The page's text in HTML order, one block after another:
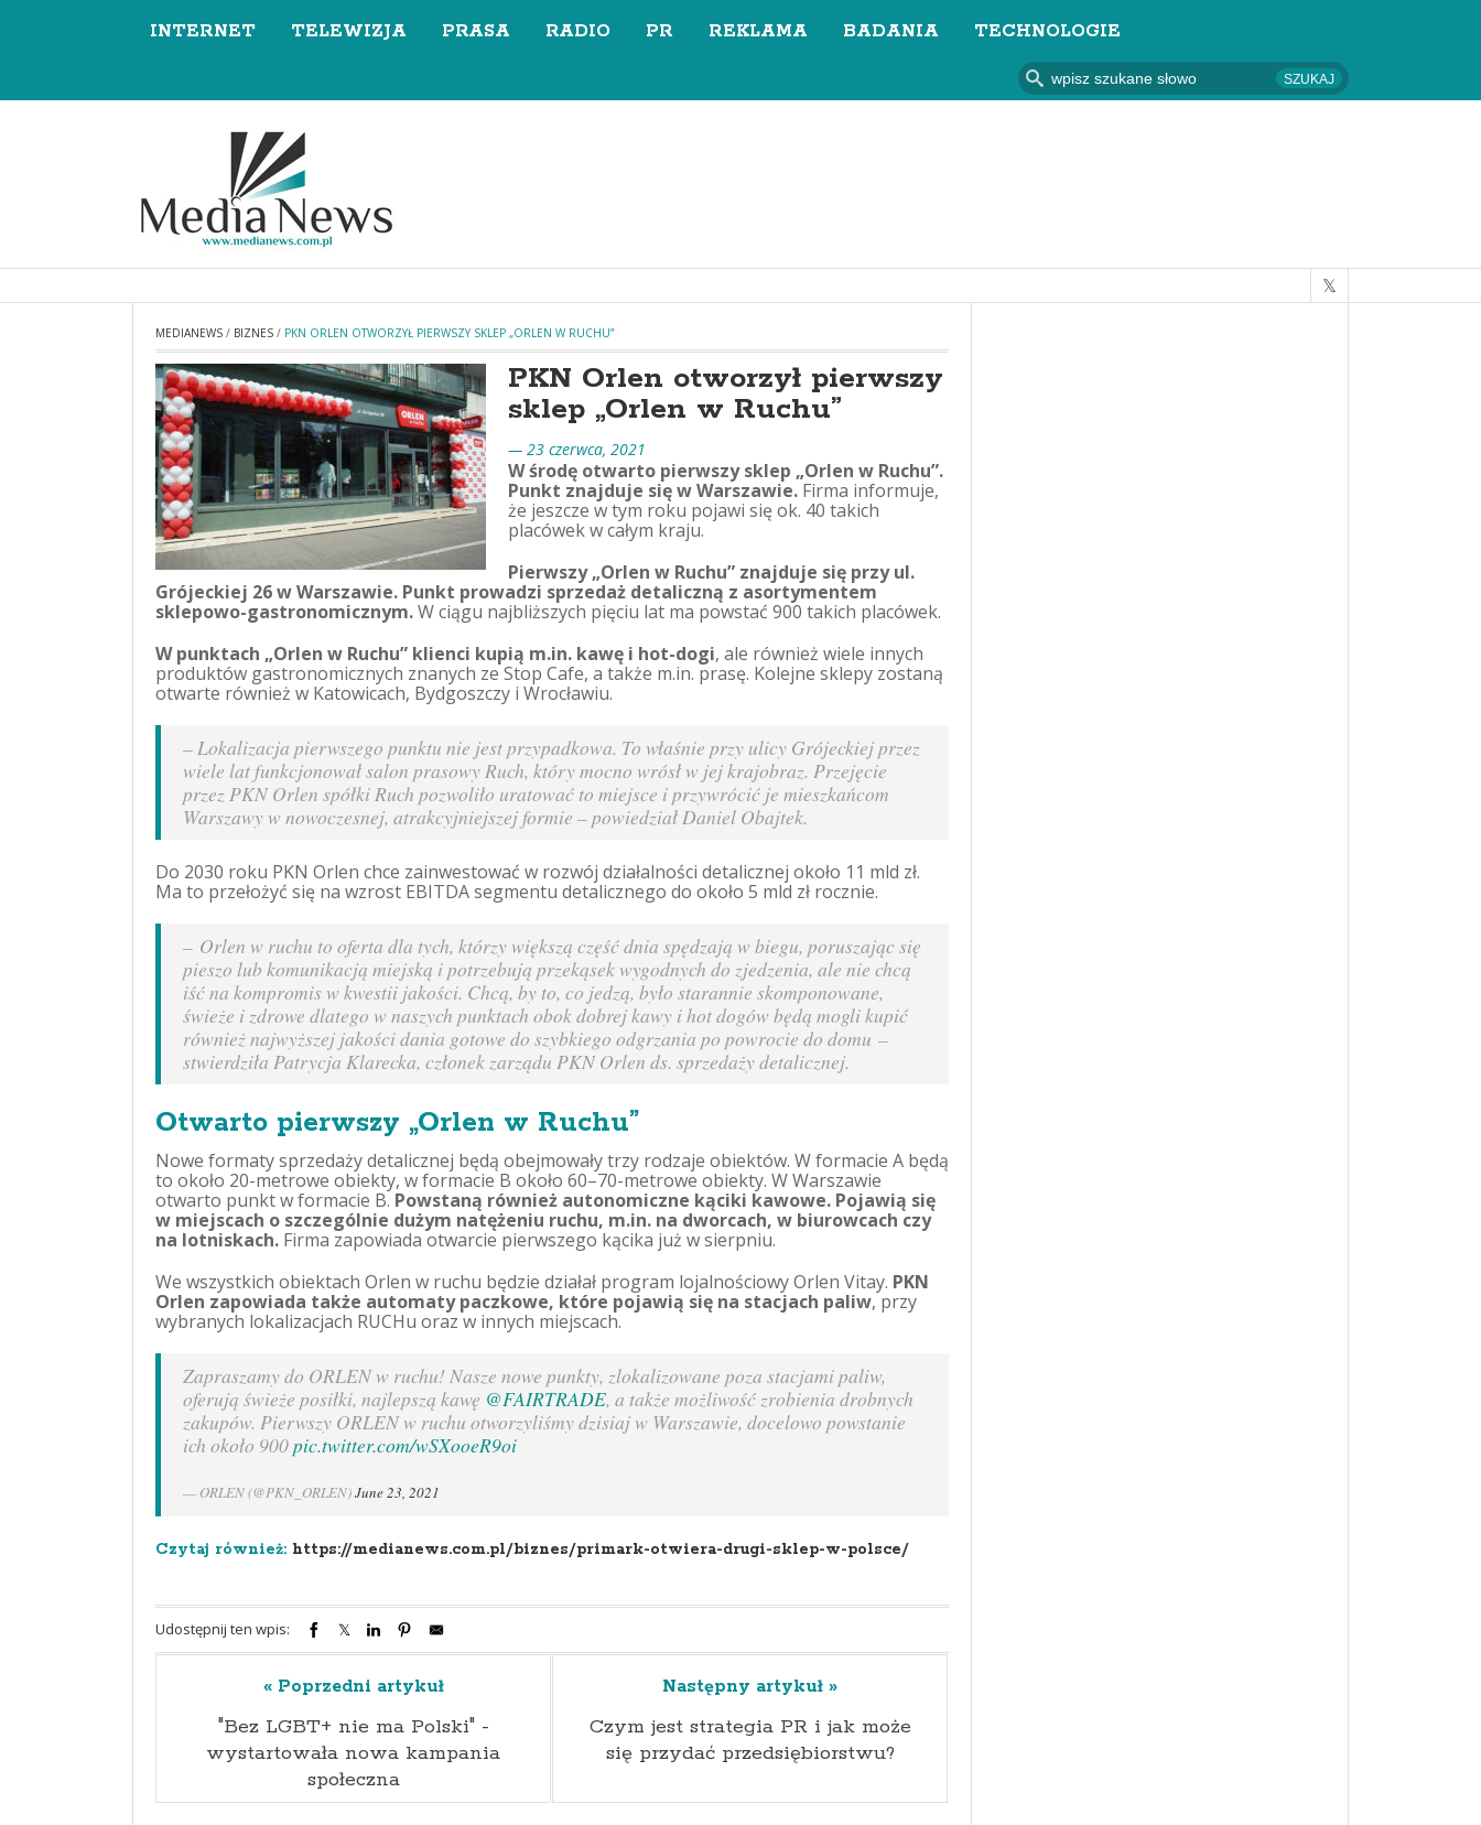
INTERNET TELEWIZJA PRASA RADIO PR REKLAMA BADANIA TECHNOLOGIE
MEDIANEWS / BIZNES / PKN ORLEN OTWORZYŁ PIERWSZY SKLEP „ORLEN W RUCHU”
PKN Orlen otworzył pierwszy
sklep „Orlen w Ruchu”
— 23 czerwca, 2021
W środę otwarto pierwszy sklep „Orlen w Ruchu”.
Punkt znajduje się w Warszawie. Firma informuje,
że jeszcze w tym roku pojawi się ok. 40 takich
placówek w całym kraju.
Pierwszy „Orlen w Ruchu” znajduje się przy ul.
Grójeckiej 26 w Warszawie. Punkt prowadzi sprzedaż detaliczną z asortymentem
sklepowo-gastronomicznym.W ciągu najbliższych pięciu lat ma powstać 900 takich placówek.
W punktach „Orlen w Ruchu” klienci kupią m.in. kawę i hot-dogi, ale również wiele innych
produktów gastronomicznych znanych ze Stop Cafe, a także m.in. prasę. Kolejne sklepy zostaną
otwarte również w Katowicach, Bydgoszczy i Wrocławiu.
–Lokalizacja pierwszego punktu nie jest przypadkowa. To właśnie przy ulicy Grójeckiej przez
wiele lat funkcjonował salon prasowy Ruch, który mocno wrósł w jej krajobraz. Przejęcie
przez PKN Orlen spółki Ruch pozwoliło uratować to miejsce i przywrócić je mieszkańcom
Warszawy w nowoczesnej, atrakcyjniejszej formie – powiedział Daniel Obajtek.
Do 2030 roku PKN Orlen chce zainwestować w rozwój działalności detalicznej około 11 mld zł.
Ma to przełożyć się na wzrost EBITDA segmentu detalicznego do około 5 mld zł rocznie.
– Orlen w ruchu to oferta dla tych, którzy większą część dnia spędzają w biegu, poruszając się
pieszo lub komunikacją miejską i potrzebują przekąsek wygodnych do zjedzenia, ale nie chcą
iść na kompromis w kwestii jakości. Chcą, by to, co jedzą, było starannie skomponowane,
świeże i zdrowe dlatego w naszych punktach obok dobrej kawy i hot dogów będą mogli kupić
również najwyższej jakości dania gotowe do szybkiego odgrzania po powrocie do domu –
stwierdziła Patrycja Klarecka, członek zarządu PKN Orlen ds. sprzedaży detalicznej.
Otwarto pierwszy „Orlen w Ruchu”
Nowe formaty sprzedaży detalicznej będą obejmowały trzy rodzaje obiektów. W formacie A będą
to około 20-metrowe obiekty, w formacie B około 60–70-metrowe obiekty. W Warszawie
otwarto punkt w formacie B. Powstaną również autonomiczne kąciki kawowe. Pojawią się
w miejscach o szczególnie dużym natężeniu ruchu, m.in. na dworcach, w biurowcach czy
na lotniskach. Firma zapowiada otwarcie pierwszego kącika już w sierpniu.
We wszystkich obiektach Orlen w ruchu będzie działał program lojalnościowy Orlen Vitay. PKN
Orlen zapowiada także automaty paczkowe, które pojawią się na stacjach paliw, przy
wybranych lokalizacjach RUCHu oraz w innych miejscach.
Zapraszamy do ORLEN w ruchu! Nasze nowe punkty, zlokalizowane poza stacjami paliw,
oferują świeże posiłki, najlepszą kawę @FAIRTRADE, a także możliwość zrobienia drobnych
zakupów. Pierwszy ORLEN w ruchu otworzyliśmy dzisiaj w Warszawie, docelowo powstanie
ich około 900pic.twitter.com/wSXooeR9oi
— ORLEN (@PKN_ORLEN)June 23, 2021
Czytaj również: https://medianews.com.pl/biznes/primark-otwiera-drugi-sklep-w-polsce/
Udostępnij ten wpis:
« Poprzedni artykuł
"Bez LGBT+ nie ma Polski" -
wystartowała nowa kampania
społeczna
Następny artykuł »
Czym jest strategia PR i jak może
się przydać przedsiębiorstwu?